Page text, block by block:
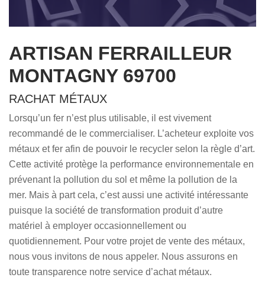
ARTISAN FERRAILLEUR
MONTAGNY 69700
RACHAT MÉTAUX
Lorsqu’un fer n’est plus utilisable, il est vivement
recommandé de le commercialiser. L’acheteur exploite vos
métaux et fer afin de pouvoir le recycler selon la règle d’art.
Cette activité protège la performance environnementale en
prévenant la pollution du sol et même la pollution de la
mer. Mais à part cela, c’est aussi une activité intéressante
puisque la société de transformation produit d’autre
matériel à employer occasionnellement ou
quotidiennement. Pour votre projet de vente des métaux,
nous vous invitons de nous appeler. Nous assurons en
toute transparence notre service d’achat métaux.